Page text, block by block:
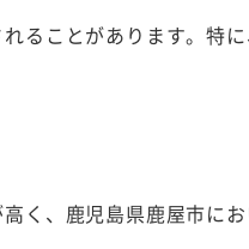
ることがあります。特に
く、鹿児島県鹿屋市に